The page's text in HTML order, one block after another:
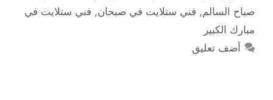
صباح السالم, فني ستلايت في صبحان, فني ستلايت في
مبارك الكبير
أضف تعليق